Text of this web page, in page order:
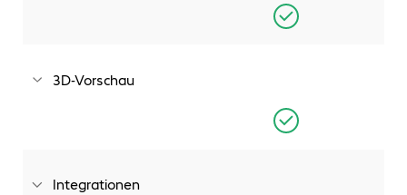
Konfiguration auftragsspezifischer Designs in einem
Browser auf Desktop, Handy oder Tablet
3D-Vorschau
Anzeige konfigurierbarer Konstruktionsdetails mit
Integrationen